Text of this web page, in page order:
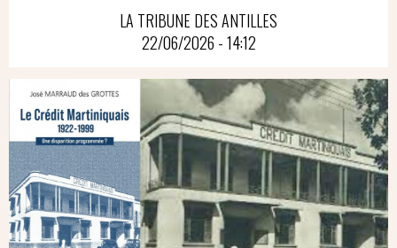
LA TRIBUNE DES ANTILLES
22/06/2026 - 14:12